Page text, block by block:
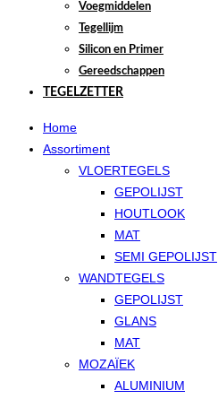
Voegmiddelen
Tegellijm
Silicon en Primer
Gereedschappen
TEGELZETTER
Home
Assortiment
VLOERTEGELS
GEPOLIJST
HOUTLOOK
MAT
SEMI GEPOLIJST
WANDTEGELS
GEPOLIJST
GLANS
MAT
MOZAÏEK
ALUMINIUM